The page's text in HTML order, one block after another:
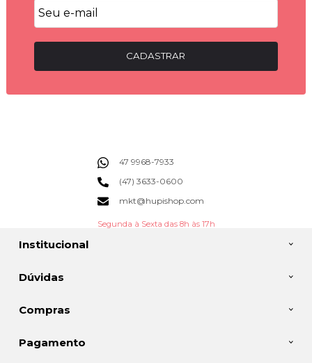
CADASTRAR
Institucional
Dúvidas
Compras
47 9968-7933
(47) 3633-0600
mkt@hupishop.com
Segunda à Sexta das 8h às 17h
Pagamento